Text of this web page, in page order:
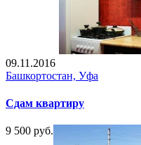
09.11.2016
Башкортостан, Уфа
Сдам квартиру
9 500 руб.